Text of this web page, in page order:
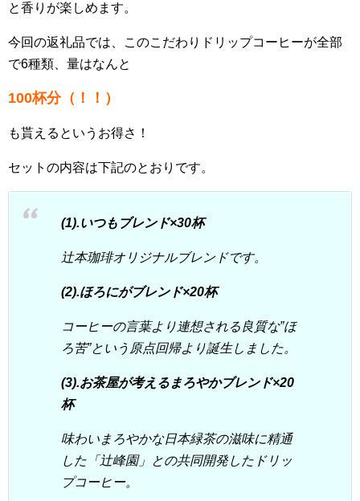
と香りが楽しめます。
今回の返礼品では、このこだわりドリップコーヒーが全部
で6種類、量はなんと
100杯分（！！）
も貰えるというお得さ！
セットの内容は下記のとおりです。
(1).いつもブレンド×30杯
辻本珈琲オリジナルブレンドです。
(2).ほろにがブレンド×20杯
コーヒーの言葉より連想される良質な”ほ
ろ苦”という原点回帰より誕生しました。
(3).お茶屋が考えるまろやかブレンド×20
杯
味わいまろやかな日本緑茶の滋味に精通
した「辻峰園」との共同開発したドリッ
プコーヒー。